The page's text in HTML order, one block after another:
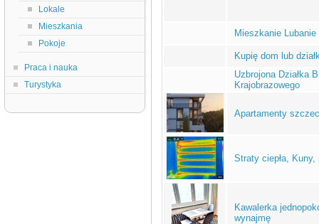
Lokale
Mieszkania
Pokoje
Praca i nauka
Turystyka
Mieszkanie
Kupię dom lub
Uzbrojona Działka
Krajobrazowego
Apartamenty
Straty ciepła,
Kawalerka
wynajmę